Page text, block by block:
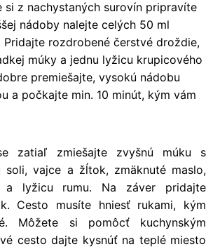
si z nachystaných surovín pripravíte
nádoby nalejte celých 50 ml
Pridajte rozdrobené čerstvé droždie,
múky a jednu lyžicu krupicového
premiešajte, vysokú nádobu
a počkajte min. 10 minút, kým vám
zatiaľ zmiešajte zvyšnú múku s
soli, vajce a žĺtok, zmäknuté maslo,
a lyžicu rumu. Na záver pridajte
Cesto musíte hniesť rukami, kým
Môžete si pomôcť kuchynským
cesto dajte kysnúť na teplé miesto